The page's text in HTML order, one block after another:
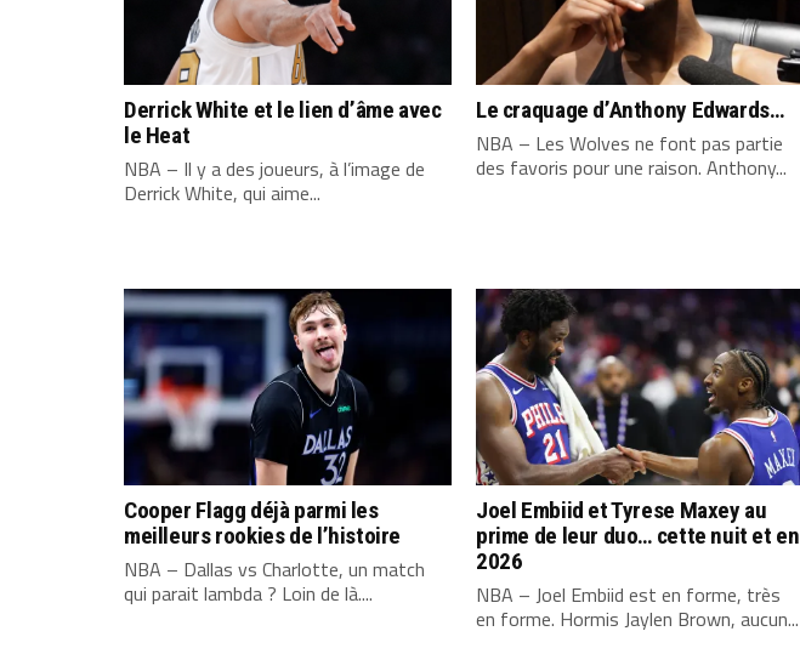
Derrick White et le lien d’âme avec
le Heat
NBA – Il y a des joueurs, à l’image de
Derrick White, qui aime...
Le craquage d’Anthony Edwards…
NBA – Les Wolves ne font pas partie
des favoris pour une raison. Anthony...
Cooper Flagg déjà parmi les
meilleurs rookies de l’histoire
NBA – Dallas vs Charlotte, un match
qui parait lambda ? Loin de là....
Joel Embiid et Tyrese Maxey au
prime de leur duo… cette nuit et en
2026
NBA – Joel Embiid est en forme, très
en forme. Hormis Jaylen Brown, aucun...